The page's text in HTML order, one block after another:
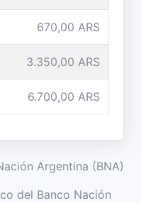
670,00 ARS
3.350,00 ARS
6.700,00 ARS
Argentina (BNA)
del Banco Nación